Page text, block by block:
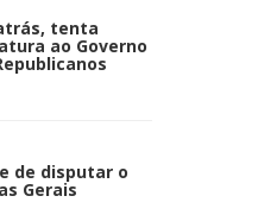
tenta
ao Governo
de disputar o
Gerais